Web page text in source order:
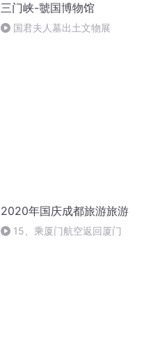
三门峡-虢国博物馆
国君夫人墓出土文物展
2020年国庆成都旅游旅游
15、乘厦门航空返回厦门